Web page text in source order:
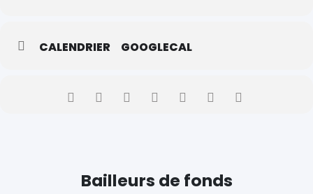
CALENDRIER GOOGLECAL
Bailleurs de fonds